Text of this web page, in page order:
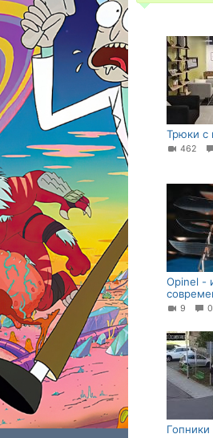
Трюки с
462
Opinel -
9
Гопники